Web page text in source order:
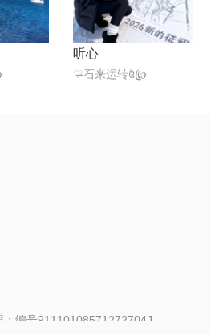
听心
♡̶石来运转꧔ꦿ℘
：编号91110108571272704J